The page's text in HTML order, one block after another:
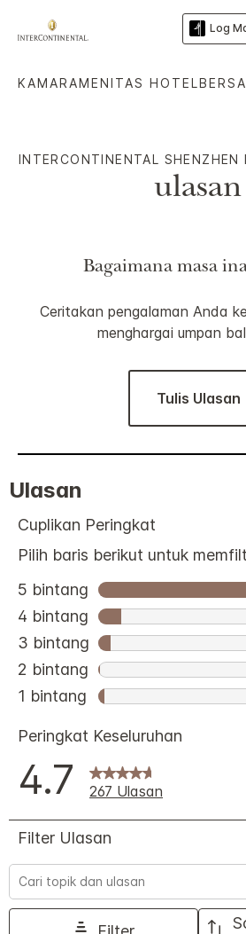
Log
KAMARAMENITAS HOTEL
INTERCONTINENTAL SHENZHEN
ulasan
Bagaimana masa
Ceritakan pengalaman Anda
menghargai umpan
Tulis Ulasan